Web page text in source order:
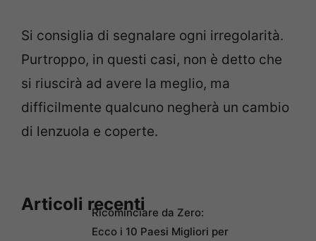
Si consiglia di segnalare ogni irregolarità.
Purtroppo, in questi casi, non è detto che
si riuscirà ad avere la meglio, ma
difficilmente qualcuno negherà un cambio
di lenzuola e coperte.
Articoli recentiRicominciare da Zero:
Ecco i 10 Paesi Migliori per